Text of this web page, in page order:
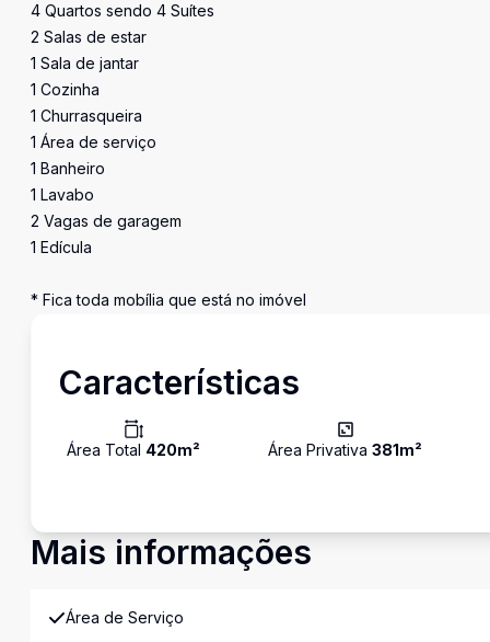
4 Quartos sendo 4 Suítes
2 Salas de estar
1 Sala de jantar
1 Cozinha
1 Churrasqueira
1 Área de serviço
1 Banheiro
1 Lavabo
2 Vagas de garagem
1 Edícula
* Fica toda mobília que está no imóvel
Características
Área Total 420m² Área Privativa381m²
Mais informações
Área de Serviço